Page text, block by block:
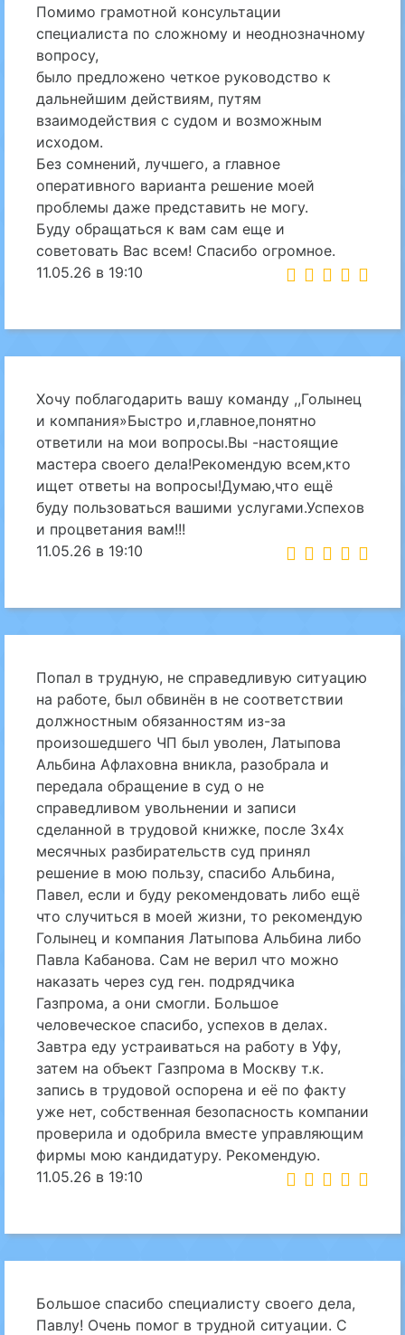
Помимо грамотной консультации
специалиста по сложному и неоднозначному
вопросу,
было предложено четкое руководство к
дальнейшим действиям, путям
взаимодействия с судом и возможным
исходом.
Без сомнений, лучшего, а главное
оперативного варианта решение моей
проблемы даже представить не могу.
Буду обращаться к вам сам еще и
советовать Вас всем! Спасибо огромное.
11.05.26 в 19:10
Хочу поблагодарить вашу команду ,,Голынец
и компания»Быстро и,главное,понятно
ответили на мои вопросы.Вы -настоящие
мастера своего дела!Рекомендую всем,кто
ищет ответы на вопросы!Думаю,что ещё
буду пользоваться вашими услугами.Успехов
и процветания вам!!!
11.05.26 в 19:10
Попал в трудную, не справедливую ситуацию
на работе, был обвинён в не соответствии
должностным обязанностям из-за
произошедшего ЧП был уволен, Латыпова
Альбина Афлаховна вникла, разобрала и
передала обращение в суд о не
справедливом увольнении и записи
сделанной в трудовой книжке, после 3х4х
месячных разбирательств суд принял
решение в мою пользу, спасибо Альбина,
Павел, если и буду рекомендовать либо ещё
что случиться в моей жизни, то рекомендую
Голынец и компания Латыпова Альбина либо
Павла Кабанова. Сам не верил что можно
наказать через суд ген. подрядчика
Газпрома, а они смогли. Большое
человеческое спасибо, успехов в делах.
Завтра еду устраиваться на работу в Уфу,
затем на объект Газпрома в Москву т.к.
запись в трудовой оспорена и её по факту
уже нет, собственная безопасность компании
проверила и одобрила вместе управляющим
фирмы мою кандидатуру. Рекомендую.
11.05.26 в 19:10
Большое спасибо специалисту своего дела,
Павлу! Очень помог в трудной ситуации. С